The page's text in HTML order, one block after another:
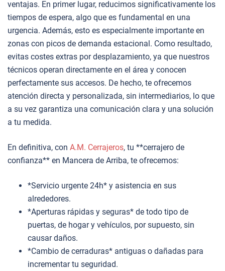
ventajas. En primer lugar, reducimos significativamente los
tiempos de espera, algo que es fundamental en una
urgencia. Además, esto es especialmente importante en
zonas con picos de demanda estacional. Como resultado,
evitas costes extras por desplazamiento, ya que nuestros
técnicos operan directamente en el área y conocen
perfectamente sus accesos. De hecho, te ofrecemos
atención directa y personalizada, sin intermediarios, lo que
a su vez garantiza una comunicación clara y una solución
a tu medida.
En definitiva, con A.M. Cerrajeros, tu **cerrajero de
confianza** en Mancera de Arriba, te ofrecemos:
*Servicio urgente 24h* y asistencia en sus
alrededores.
*Aperturas rápidas y seguras* de todo tipo de
puertas, de hogar y vehículos, por supuesto, sin
causar daños.
*Cambio de cerraduras* antiguas o dañadas para
incrementar tu seguridad.